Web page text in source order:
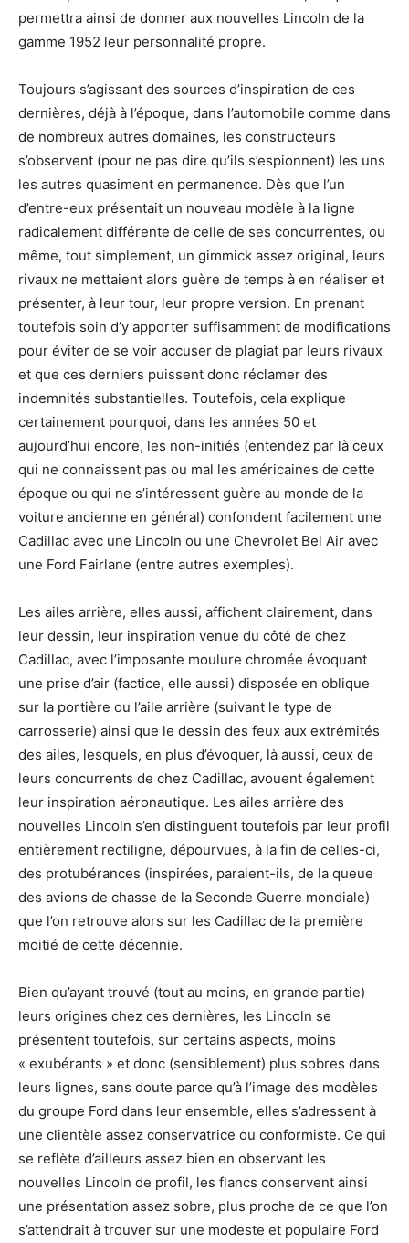
permettra ainsi de donner aux nouvelles Lincoln de la
gamme 1952 leur personnalité propre.
Toujours s’agissant des sources d’inspiration de ces
dernières, déjà à l’époque, dans l’automobile comme dans
de nombreux autres domaines, les constructeurs
s’observent (pour ne pas dire qu’ils s’espionnent) les uns
les autres quasiment en permanence. Dès que l’un
d’entre-eux présentait un nouveau modèle à la ligne
radicalement différente de celle de ses concurrentes, ou
même, tout simplement, un gimmick assez original, leurs
rivaux ne mettaient alors guère de temps à en réaliser et
présenter, à leur tour, leur propre version. En prenant
toutefois soin d’y apporter suffisamment de modifications
pour éviter de se voir accuser de plagiat par leurs rivaux
et que ces derniers puissent donc réclamer des
indemnités substantielles. Toutefois, cela explique
certainement pourquoi, dans les années 50 et
aujourd’hui encore, les non-initiés (entendez par là ceux
qui ne connaissent pas ou mal les américaines de cette
époque ou qui ne s’intéressent guère au monde de la
voiture ancienne en général) confondent facilement une
Cadillac avec une Lincoln ou une Chevrolet Bel Air avec
une Ford Fairlane (entre autres exemples).
Les ailes arrière, elles aussi, affichent clairement, dans
leur dessin, leur inspiration venue du côté de chez
Cadillac, avec l’imposante moulure chromée évoquant
une prise d’air (factice, elle aussi) disposée en oblique
sur la portière ou l’aile arrière (suivant le type de
carrosserie) ainsi que le dessin des feux aux extrémités
des ailes, lesquels, en plus d’évoquer, là aussi, ceux de
leurs concurrents de chez Cadillac, avouent également
leur inspiration aéronautique. Les ailes arrière des
nouvelles Lincoln s’en distinguent toutefois par leur profil
entièrement rectiligne, dépourvues, à la fin de celles-ci,
des protubérances (inspirées, paraient-ils, de la queue
des avions de chasse de la Seconde Guerre mondiale)
que l’on retrouve alors sur les Cadillac de la première
moitié de cette décennie.
Bien qu’ayant trouvé (tout au moins, en grande partie)
leurs origines chez ces dernières, les Lincoln se
présentent toutefois, sur certains aspects, moins
« exubérants » et donc (sensiblement) plus sobres dans
leurs lignes, sans doute parce qu’à l’image des modèles
du groupe Ford dans leur ensemble, elles s’adressent à
une clientèle assez conservatrice ou conformiste. Ce qui
se reflète d’ailleurs assez bien en observant les
nouvelles Lincoln de profil, les flancs conservent ainsi
une présentation assez sobre, plus proche de ce que l’on
s’attendrait à trouver sur une modeste et populaire Ford